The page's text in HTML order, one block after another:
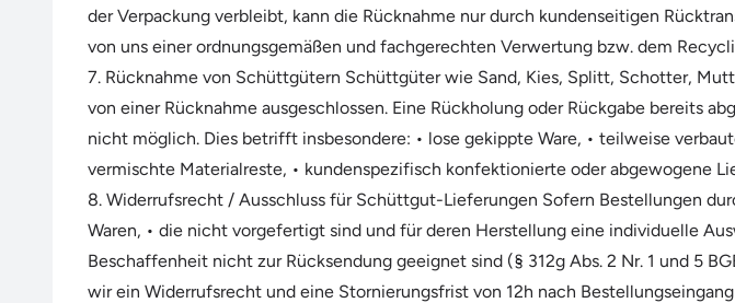
der Verpackung verbleibt, kann die Rücknahme nur durch kundenseitigen
von uns einer ordnungsgemäßen und fachgerechten Verwertung bzw. dem
7. Rücknahme von Schüttgütern Schüttgüter wie Sand, Kies, Splitt, Schotter,
von einer Rücknahme ausgeschlossen. Eine Rückholung oder Rückgabe bereits
nicht möglich. Dies betrifft insbesondere: • lose gekippte Ware, • teilweise
vermischte Materialreste, • kundenspezifisch konfektionierte oder abgewogene
8. Widerrufsrecht / Ausschluss für Schüttgut-Lieferungen Sofern Bestellungen
Waren, • die nicht vorgefertigt sind und für deren Herstellung eine individuelle
Beschaffenheit nicht zur Rücksendung geeignet sind (§ 312g Abs. 2 Nr. 1 und 5
wir ein Widerrufsrecht und eine Stornierungsfrist von 12h nach